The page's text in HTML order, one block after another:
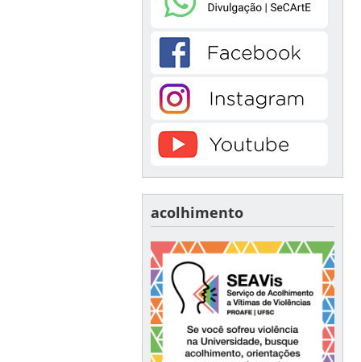
acolhimento